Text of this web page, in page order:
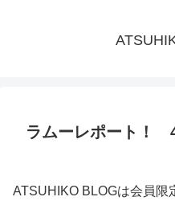
ラムーレポート！
ATSUHIKO BLOGは会員限